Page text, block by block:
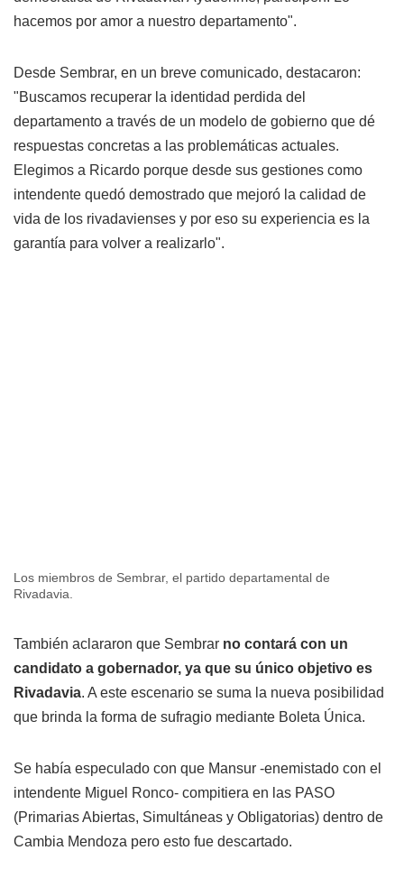
hacemos por amor a nuestro departamento".
Desde Sembrar, en un breve comunicado, destacaron:
"Buscamos recuperar la identidad perdida del
departamento a través de un modelo de gobierno que dé
respuestas concretas a las problemáticas actuales.
Elegimos a Ricardo porque desde sus gestiones como
intendente quedó demostrado que mejoró la calidad de
vida de los rivadavienses y por eso su experiencia es la
garantía para volver a realizarlo".
Los miembros de Sembrar, el partido departamental de
Rivadavia.
También aclararon que Sembrar no contará con un
candidato a gobernador, ya que su único objetivo es
Rivadavia. A este escenario se suma la nueva posibilidad
que brinda la forma de sufragio mediante Boleta Única.
Se había especulado con que Mansur -enemistado con el
intendente Miguel Ronco- compitiera en las PASO
(Primarias Abiertas, Simultáneas y Obligatorias) dentro de
Cambia Mendoza pero esto fue descartado.